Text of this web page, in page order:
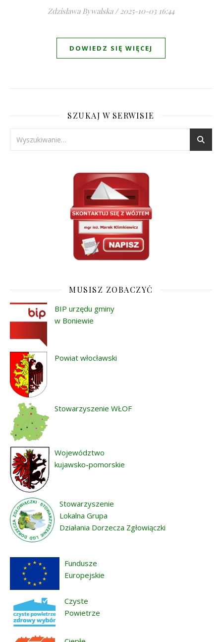
Zdzisława Bywalska / 2025-10-03 16:44
DOWIEDZ SIĘ WIĘCEJ
SZUKAJ W SERWISIE
MUSISZ ZOBACZYĆ
BIP urzędu gminy
w Boniewie
Powiat włocławski
Stowarzyszenie WŁOF
Województwo
kujawsko-pomorskie
Stowarzyszenie
Lokalna Grupa
Działania Dorzecza Zgłowiączki
Fundusze
Europejskie
Czyste
Powietrze